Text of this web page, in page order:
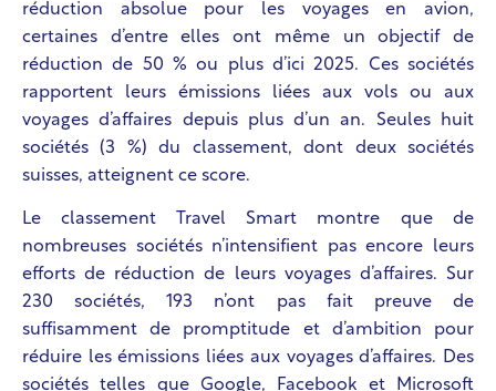
réduction absolue pour les voyages en avion,
certaines d’entre elles ont même un objectif de
réduction de 50 % ou plus d’ici 2025. Ces sociétés
rapportent leurs émissions liées aux vols ou aux
voyages d’affaires depuis plus d’un an. Seules huit
sociétés (3 %) du classement, dont deux sociétés
suisses, atteignent ce score.
Le classement Travel Smart montre que de
nombreuses sociétés n’intensifient pas encore leurs
efforts de réduction de leurs voyages d’affaires. Sur
230 sociétés, 193 n’ont pas fait preuve de
suffisamment de promptitude et d’ambition pour
réduire les émissions liées aux voyages d’affaires. Des
sociétés telles que Google, Facebook et Microsoft